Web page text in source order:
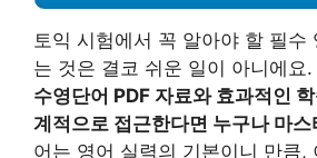
토익 시험에서 꼭 알아야 할 필수
는 것은 결코 쉬운 일이 아니에요
수영단어 PDF 자료와 효과적인
계적으로 접근한다면 누구나 마
어는 영어 실력의 기본이니 만큼,